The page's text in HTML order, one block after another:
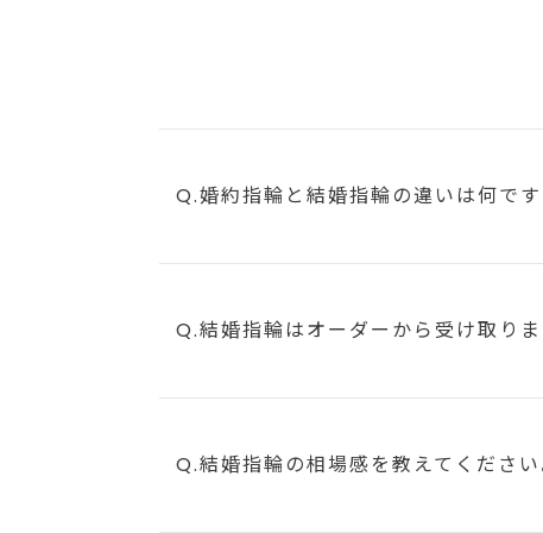
Q.婚約指輪と結婚指輪の違いは何です
Q.結婚指輪はオーダーから受け取り
Q.結婚指輪の相場感を教えてください